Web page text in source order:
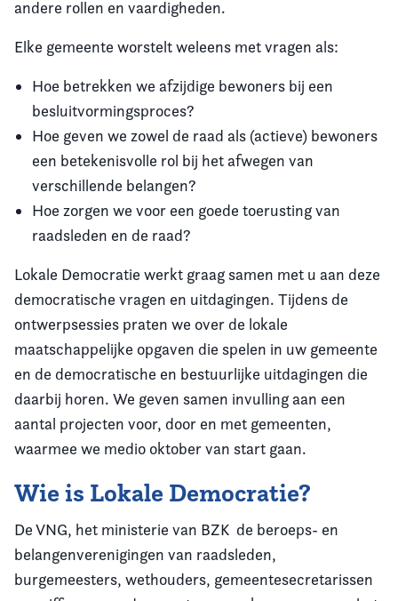
andere rollen en vaardigheden.
Elke gemeente worstelt weleens met vragen als:
Hoe betrekken we afzijdige bewoners bij een
besluitvormingsproces?
Hoe geven we zowel de raad als (actieve) bewoners
een betekenisvolle rol bij het afwegen van
verschillende belangen?
Hoe zorgen we voor een goede toerusting van
raadsleden en de raad?
Lokale Democratie werkt graag samen met u aan deze
democratische vragen en uitdagingen. Tijdens de
ontwerpsessies praten we over de lokale
maatschappelijke opgaven die spelen in uw gemeente
en de democratische en bestuurlijke uitdagingen die
daarbij horen. We geven samen invulling aan een
aantal projecten voor, door en met gemeenten,
waarmee we medio oktober van start gaan.
Wie is Lokale Democratie?
De VNG, het ministerie van BZK de beroeps- en
belangenverenigingen van raadsleden,
burgemeesters, wethouders, gemeentesecretarissen